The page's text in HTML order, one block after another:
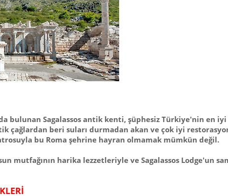
bulunan Sagalassos antik kenti, şüphesiz Türkiye'nin en iyi
çağlardan beri suları durmadan akan ve çok iyi
bu Roma şehrine hayran olmamak mümkün değil.
mutfağının harika lezzetleriyle ve Sagalassos Lodge'un